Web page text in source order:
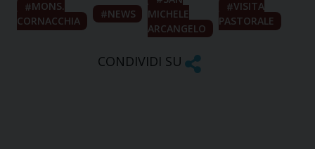
MONS.
CORNACCHIA
NEWS
MICHELE
ARCANGELO
VISITA
PASTORALE
CONDIVIDI SU